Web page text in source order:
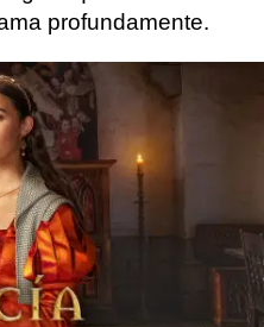
profundamente.
va a
miedo por todo lo
y no sabe muy
Ese
genere un miedo
algo que no le
por su parte.